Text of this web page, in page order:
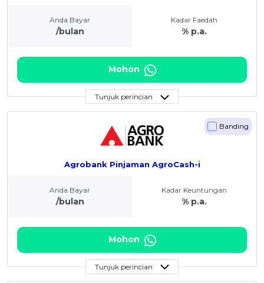
Anda Bayar
/bulan
Kadar Faedah
% p.a.
Mohon
Tunjuk perincian
Agrobank Pinjaman AgroCash-i
Banding
Anda Bayar
/bulan
Kadar Keuntungan
% p.a.
Mohon
Tunjuk perincian